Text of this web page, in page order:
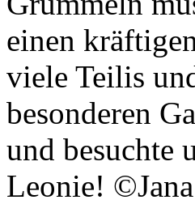
einen
viele Teilis
besonderen
und besuchte
Leonie! ©️Jana